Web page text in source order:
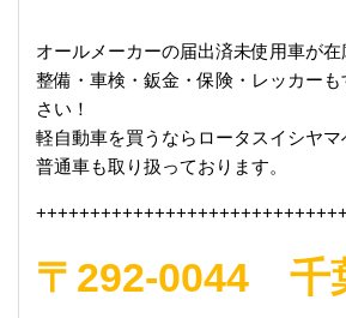
オールメーカーの届出済未使用車が在
整備・車検・鈑金・保険・レッカー
さい！
軽自動車を買うならロータスイシヤ
普通車も取り扱っております。
〒292-0044 千